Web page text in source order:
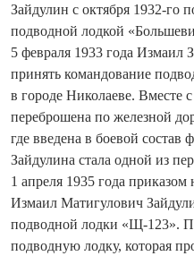
Зайдулин с октября 1932-го
подводной лодкой
5 февраля 1933 года Измаил
принять командование
в городе Николаеве. Вместе
переброшена по железной
где введена в боевой
Зай­дулина стала одной из
1 апреля 1935 года
Измаил Матигулович
подводной лодки «Щ-123».
подводную лодку, которая